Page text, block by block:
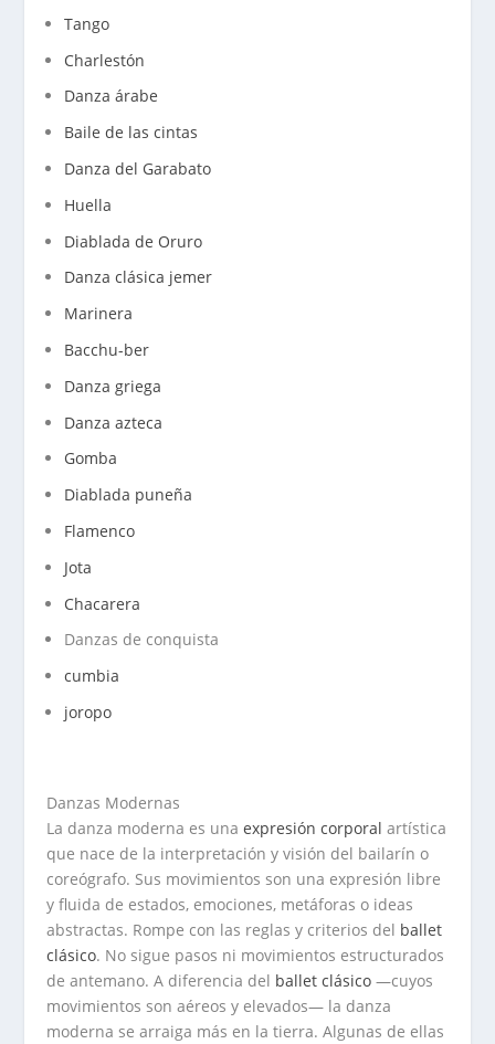
Tango
Charlestón
Danza árabe
Baile de las cintas
Danza del Garabato
Huella
Diablada de Oruro
Danza clásica jemer
Marinera
Bacchu-ber
Danza griega
Danza azteca
Gomba
Diablada puneña
Flamenco
Jota
Chacarera
Danzas de conquista
cumbia
joropo
Danzas Modernas
La danza moderna es unaexpresión corporal artística
que nace de la interpretación y visión del bailarín o
coreógrafo. Sus movimientos son una expresión libre
y fluida de estados, emociones, metáforas o ideas
abstractas. Rompe con las reglas y criterios del ballet
clásico. No sigue pasos ni movimientos estructurados
de antemano. A diferencia del ballet clásico —cuyos
movimientos son aéreos y elevados— la danza
moderna se arraiga más en la tierra. Algunas de ellas